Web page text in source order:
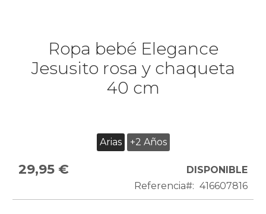
Ropa bebé Elegance
Jesusito rosa y chaqueta
40 cm
Arias +2 Años
29,95 €
DISPONIBLE
Referencia
416607816